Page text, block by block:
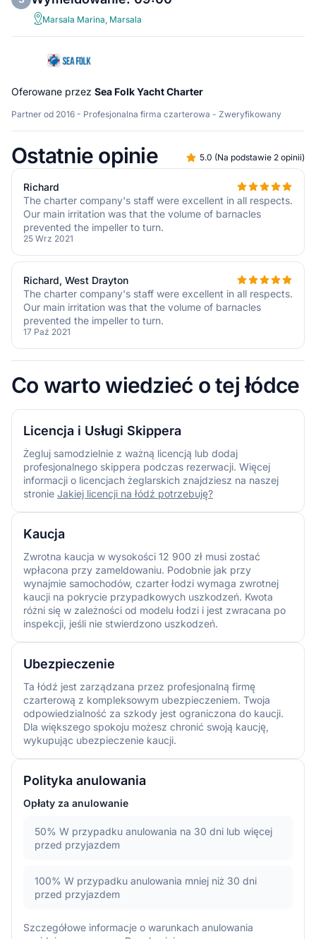
Marsala Marina, Marsala
Oferowane przez Sea Folk Yacht Charter
Partner od 2016 - Profesjonalna firma czarterowa - Zweryfikowany
Ostatnie opinie 5.0 (Na podstawie 2 opinii)
Richard
The charter company's staff were excellent in all respects.
Our main irritation was that the volume of barnacles
prevented the impeller to turn.
25 Wrz 2021
Richard, West Drayton
The charter company's staff were excellent in all respects.
Our main irritation was that the volume of barnacles
prevented the impeller to turn.
17 Paź 2021
Co warto wiedzieć o tej łódce
Licencja i Usługi Skippera
Żegluj samodzielnie z ważną licencją lub dodaj
profesjonalnego skippera podczas rezerwacji. Więcej
informacji o licencjach żeglarskich znajdziesz na naszej
stronie Jakiej licencji na łódź potrzebuję?
Kaucja
Zwrotna kaucja w wysokości 12 900 zł musi zostać
wpłacona przy zameldowaniu. Podobnie jak przy
wynajmie samochodów, czarter łodzi wymaga zwrotnej
kaucji na pokrycie przypadkowych uszkodzeń. Kwota
różni się w zależności od modelu łodzi i jest zwracana po
inspekcji, jeśli nie stwierdzono uszkodzeń.
Ubezpieczenie
Ta łódź jest zarządzana przez profesjonalną firmę
czarterową z kompleksowym ubezpieczeniem. Twoja
odpowiedzialność za szkody jest ograniczona do kaucji.
Dla większego spokoju możesz chronić swoją kaucję,
wykupując ubezpieczenie kaucji.
Polityka anulowania
Opłaty za anulowanie
50% W przypadku anulowania na 30 dni lub więcej
przed przyjazdem
100% W przypadku anulowania mniej niż 30 dni
przed przyjazdem
Szczegółowe informacje o warunkach anulowania